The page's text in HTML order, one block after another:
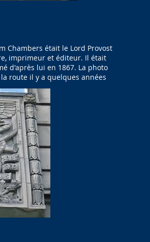
Chambers était le Lord Provost
imprimeur et éditeur. Il était
d'après lui en 1867. La photo
route il y a quelques années